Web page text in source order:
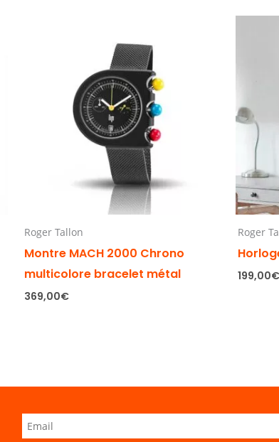
Roger Tallon
Montre MACH 2000 Chrono
multicolore bracelet métal
369,00€
Roger
199,00€